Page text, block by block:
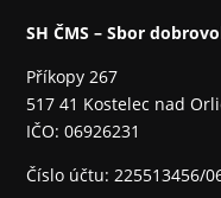
SH ČMS – Sbor
Příkopy 267
517 41 Kostelec nad
IČO: 06926231
Číslo účtu: 225513456/